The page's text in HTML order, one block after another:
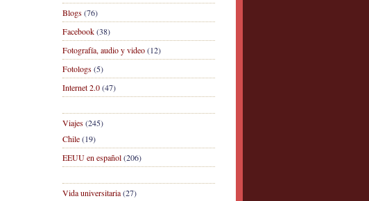
Blogs(76)
Facebook(38)
Fotografía, audio y video(12)
Fotologs(5)
Internet 2.0(47)
Viajes(245)
Chile(19)
EEUU en español(206)
Vida universitaria(27)